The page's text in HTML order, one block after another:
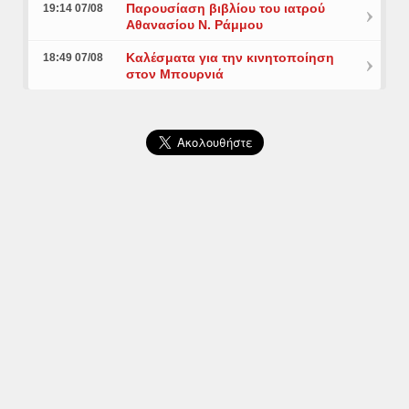
19:14 07/08
Παρουσίαση βιβλίου του ιατρού
Αθανασίου Ν. Ράμμου
18:49 07/08
Καλέσματα για την κινητοποίηση
στον Μπουρνιά